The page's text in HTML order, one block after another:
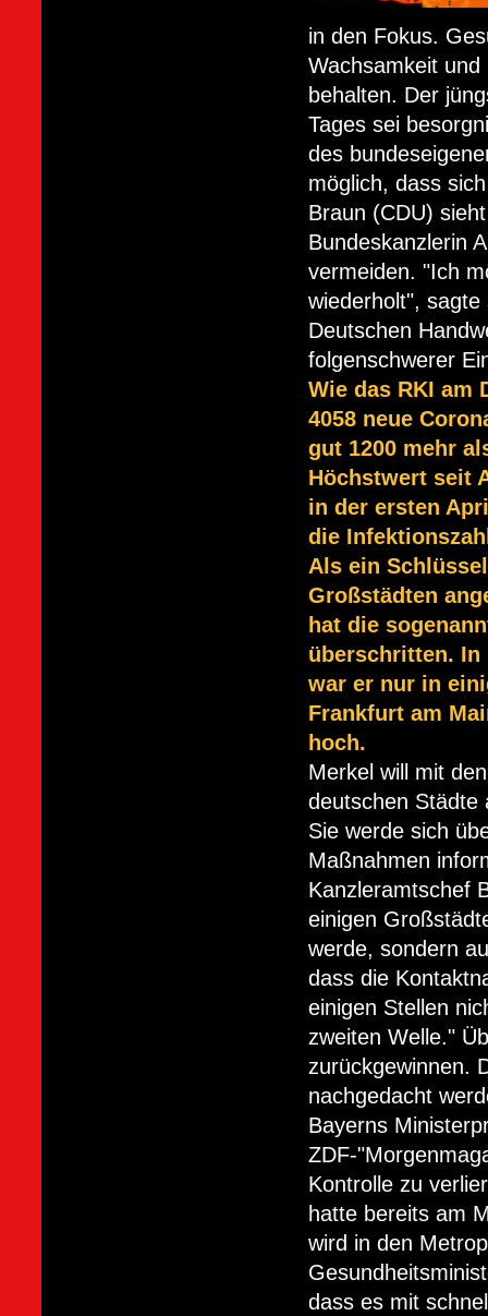
in den Fokus.
Wachsamkeit
behalten. Der
Tages sei
des
möglich, dass
Braun (CDU)
Bundeskanzlerin
vermeiden. "Ich
wiederholt",
Deutschen
folgenschwerer
Wie das RKI am
4058 neue
gut 1200 mehr
Höchstwert seit
in der ersten
die
Als ein
Großstädten
hat die
überschritten. In
war er nur in
Frankfurt am
hoch.
Merkel will mit
deutschen Städte
Sie werde sich
Maßnahmen
Kanzleramtschef
einigen
werde, sondern
dass die
einigen Stellen
zweiten Welle."
zurückgewinnen.
nachgedacht
Bayerns
ZDF-
Kontrolle zu
hatte bereits am
wird in den
dass es mit